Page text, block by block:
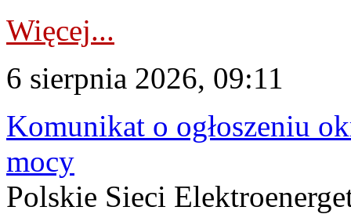
Więcej...
6 sierpnia 2026, 09:11
Komunikat o ogłoszeniu
mocy
Polskie Sieci